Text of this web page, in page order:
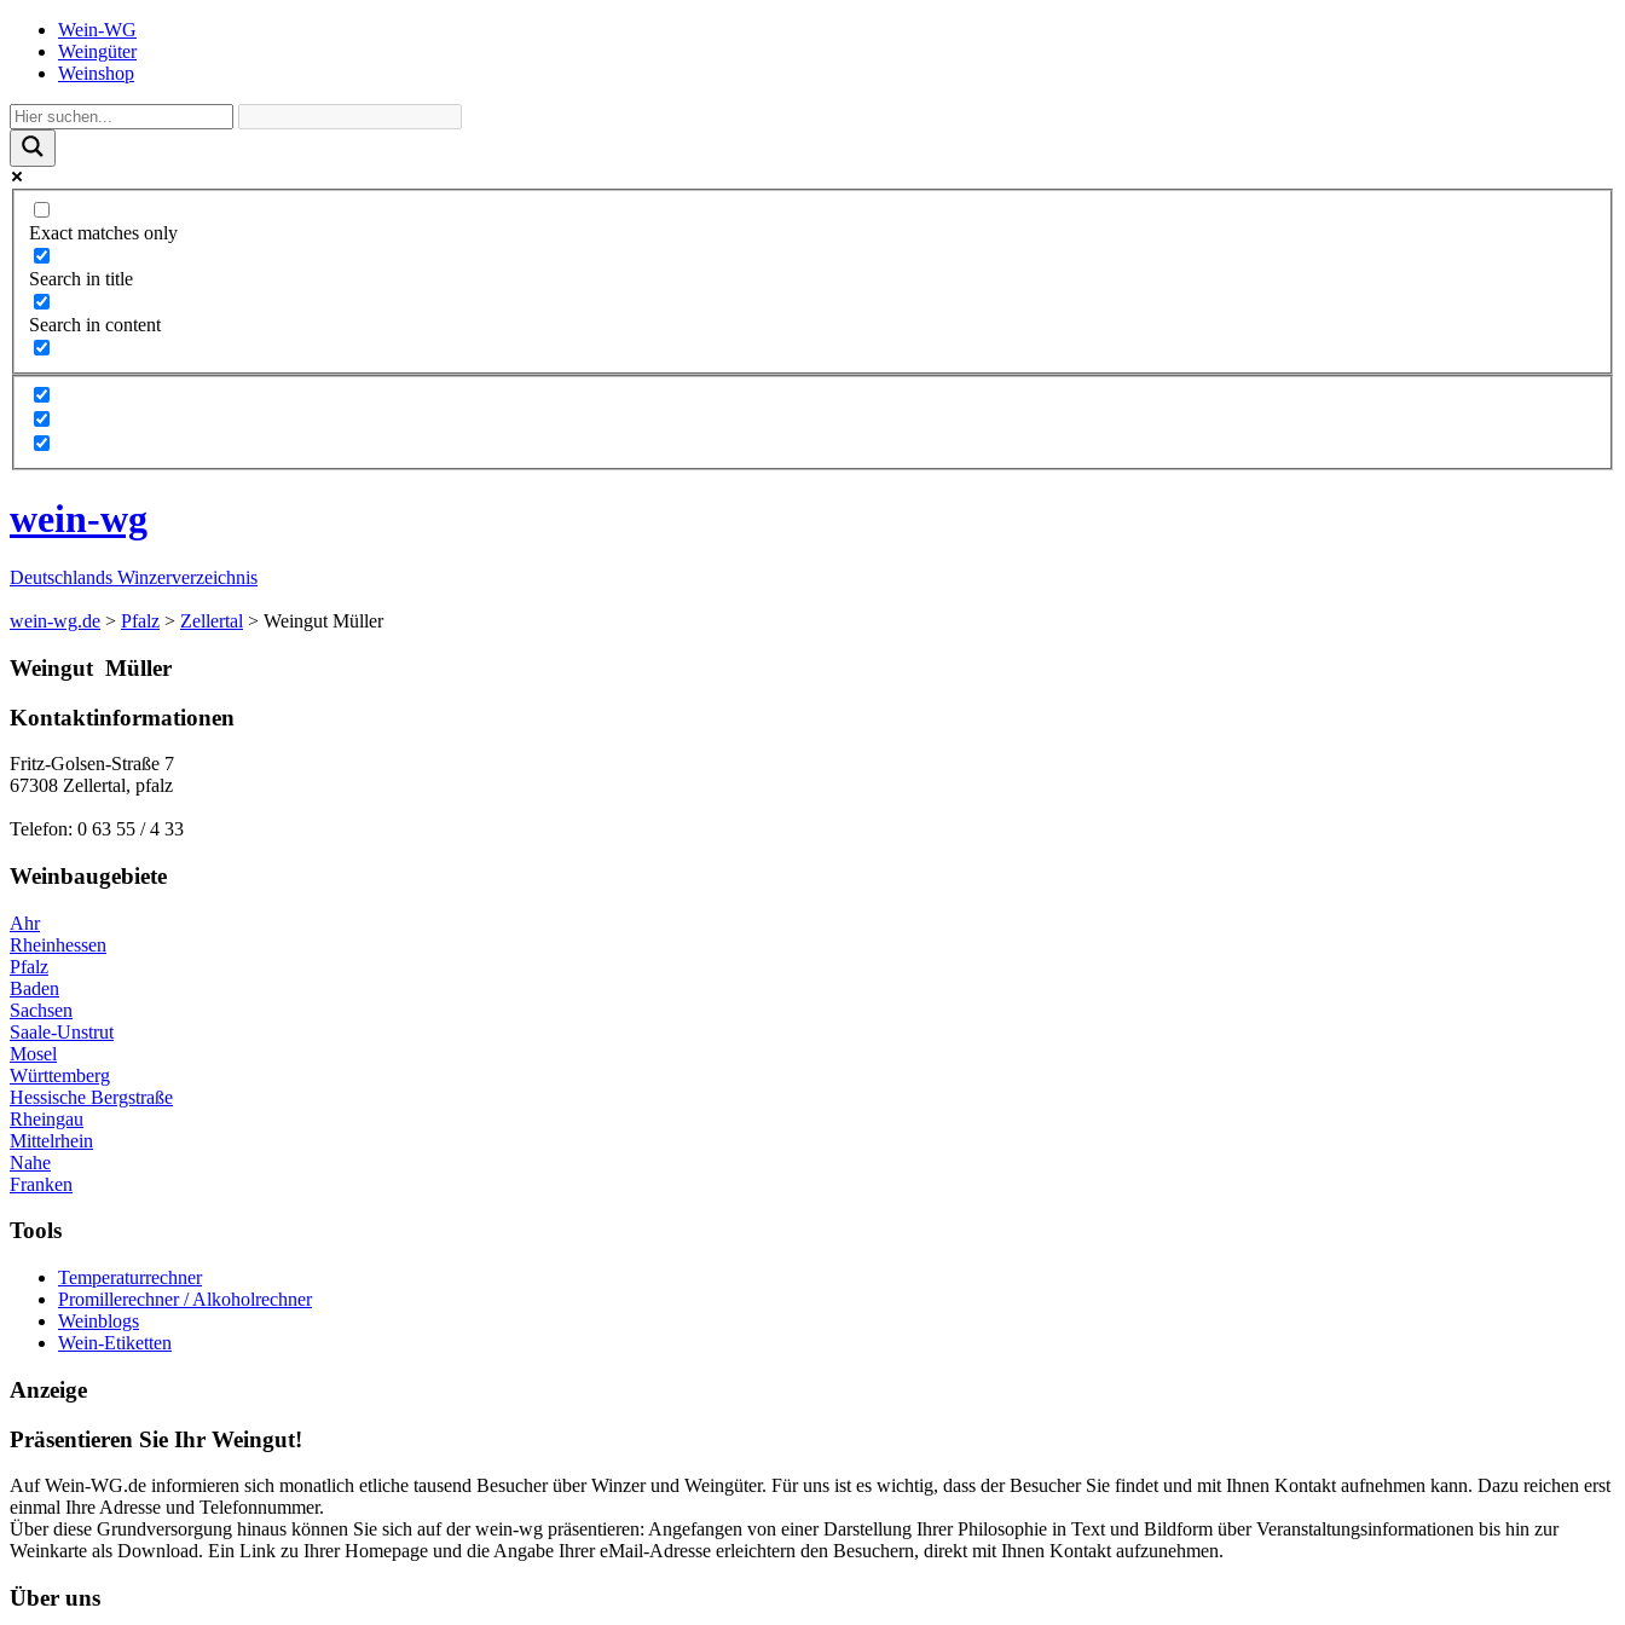
Wein-WG
Weingüter
Weinshop
Exact matches only
Search in title
Search in content
wein-wg
Deutschlands Winzerverzeichnis
wein-wg.de > Pfalz > Zellertal > Weingut Müller
Weingut Müller
Kontaktinformationen
Fritz-Golsen-Straße 7
67308 Zellertal, pfalz
Telefon: 0 63 55 / 4 33
Weinbaugebiete
Ahr
Rheinhessen
Pfalz
Baden
Sachsen
Saale-Unstrut
Mosel
Württemberg
Hessische Bergstraße
Rheingau
Mittelrhein
Nahe
Franken
Tools
Temperaturrechner
Promillerechner / Alkoholrechner
Weinblogs
Wein-Etiketten
Anzeige
Präsentieren Sie Ihr Weingut!
Auf Wein-WG.de informieren sich monatlich etliche tausend Besucher über Winzer und Weingüter. Für uns ist es wichtig, dass der Besucher Sie findet und mit Ihnen Kontakt aufnehmen kann. Dazu reichen erst
einmal Ihre Adresse und Telefonnummer.
Über diese Grundversorgung hinaus können Sie sich auf der wein-wg präsentieren: Angefangen von einer Darstellung Ihrer Philosophie in Text und Bildform über Veranstaltungsinformationen bis hin zur
Weinkarte als Download. Ein Link zu Ihrer Homepage und die Angabe Ihrer eMail-Adresse erleichtern den Besuchern, direkt mit Ihnen Kontakt aufzunehmen.
Über uns